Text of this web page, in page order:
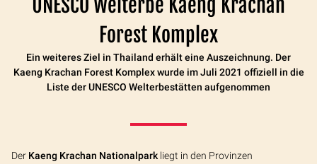
UNESCO Welterbe Kaeng Krachan
Forest Komplex
Ein weiteres Ziel in Thailand erhält eine Auszeichnung. Der
Kaeng Krachan Forest Komplex wurde im Juli 2021 offiziell in die
Liste der UNESCO Welterbestätten aufgenommen
Der Kaeng Krachan Nationalpark liegt in den Provinzen